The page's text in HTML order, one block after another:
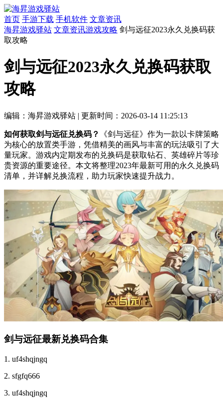
首页 手游下载 手机软件 文章资讯
海昇游戏驿站 文章资讯游戏攻略 剑与远征2023永久兑换码获
取攻略
剑与远征2023永久兑换码获取
攻略
编辑：海昇游戏驿站 | 更新时间：2026-03-14 11:25:13
如何获取剑与远征兑换码？
《剑与远征》作为一款以卡牌策略
为核心的放置类手游，凭借精美的画风与丰富的玩法吸引了大
量玩家。游戏内定期发布的兑换码是获取钻石、英雄碎片等珍
贵资源的重要途径。本文将整理2023年最新可用的永久兑换码
清单，并详解兑换流程，助力玩家快速提升战力。
剑与远征最新兑换码合集
1. uf4shqjngq
2. sfgfq666
3. uf4shqjngq